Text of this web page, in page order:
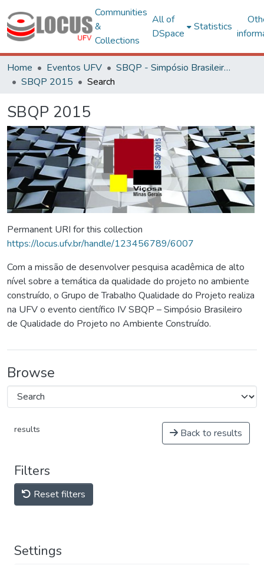
Communities
&
Collections
All of
DSpace
Statistics
Home Eventos UFV
SBQP - Simpósio Brasileiro de Qualidade do Projeto no Ambiente Construído
SBQP 2015
Search
SBQP 2015
Permanent URI for this collection
https://locus.ufv.br/handle/123456789/6007
Com a missão de desenvolver pesquisa acadêmica de alto
nível sobre a temática da qualidade do projeto no ambiente
construído, o Grupo de Trabalho Qualidade do Projeto realiza
na UFV o evento científico IV SBQP – Simpósio Brasileiro
de Qualidade do Projeto no Ambiente Construído.
Browse
results Back to results
Filters
Reset filters
Settings